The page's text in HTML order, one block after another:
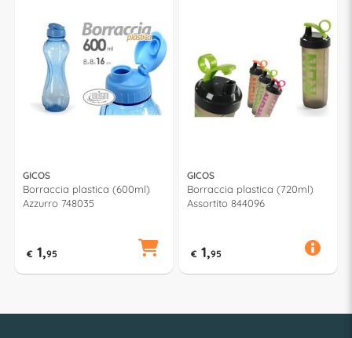
GICOS
Borraccia plastica (600ml)
Azzurro 748035
€ 1,95
GICOS
Borraccia plastica (720ml)
Assortito 844096
€ 1,95